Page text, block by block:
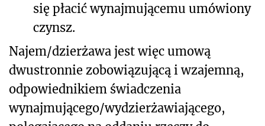
się płacić wynajmującemu umówiony
czynsz.
Najem/dzierżawa jest więc umową
dwustronnie zobowiązującą i wzajemną,
odpowiednikiem świadczenia
wynajmującego/wydzierżawiającego,